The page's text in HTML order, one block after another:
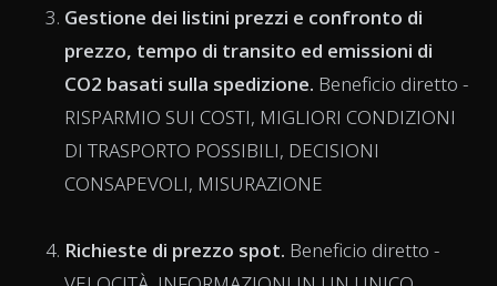
Gestione dei listini prezzi e confronto di
prezzo, tempo di transito ed emissioni di
CO2 basati sulla spedizione. Beneficio diretto -
RISPARMIO SUI COSTI, MIGLIORI CONDIZIONI
DI TRASPORTO POSSIBILI, DECISIONI
CONSAPEVOLI, MISURAZIONE
Richieste di prezzo spot. Beneficio diretto -